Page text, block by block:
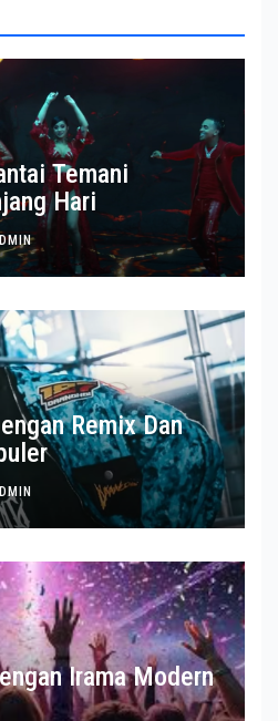
Temani
Hari
Remix Dan
Irama Modern